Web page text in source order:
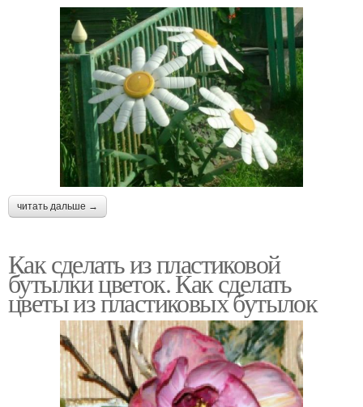
читать дальше →
Как сделать из пластиковой
бутылки цветок. Как сделать
цветы из пластиковых бутылок